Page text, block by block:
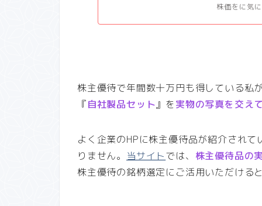
株価をに気
株主優待で年間数十万円も得している私
『自社製品セット』を実物の写真を交え
よく企業のHPに株主優待品が紹介され
りません。 当サイトでは、 株主優待品の
株主優待の銘柄選定にご活用いただける